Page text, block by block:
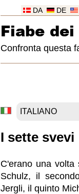
DE
DA
Fiabe
Confronta questa
I sette svevi
C'erano una
Schulz, il
Jergli, il quinto